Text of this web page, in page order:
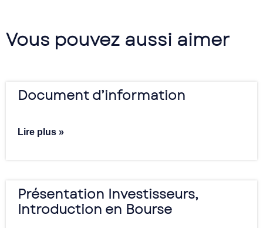
Vous pouvez aussi aimer
Document d’information
Lire plus »
Présentation Investisseurs,
Introduction en Bourse